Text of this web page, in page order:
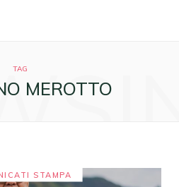
TAG
MEROTTO
STAMPA